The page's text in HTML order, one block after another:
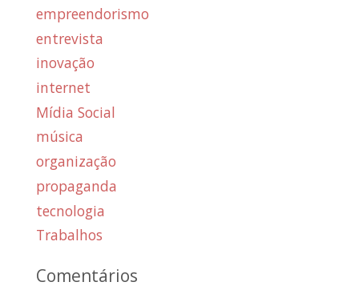
empreendorismo
entrevista
inovação
internet
Mídia Social
música
organização
propaganda
tecnologia
Trabalhos
Comentários